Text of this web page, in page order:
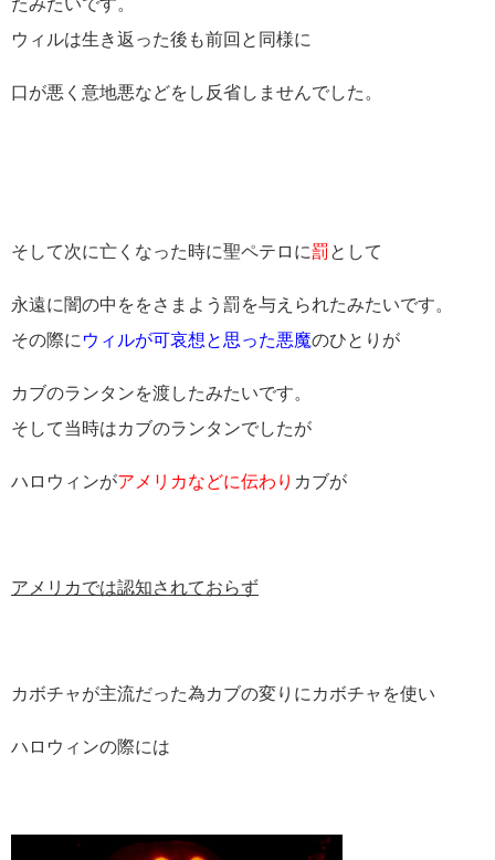
ウィルは生き返った後も前回と同様に
口が悪く意地悪などをし反省しませんでした。
そして次に亡くなった時に聖ペテロに罰 として
永遠に闇の中ををさまよう罰を与えられたみたいです。
その際に ウィルが可哀想と思った悪魔のひとりが
カブのランタンを渡したみたいです。
そして当時はカブのランタンでしたが
ハロウィンがアメリカなどに伝わり カブが
アメリカでは認知されておらず
カボチャが主流だった為カブの変りにカボチャを使い
ハロウィンの際には